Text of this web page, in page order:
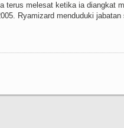
terus melesat ketika ia diangkat
Ryamizard menduduki